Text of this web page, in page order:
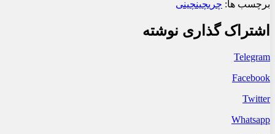
برچسب ها: چریچینچینی
اشتراک گذاری نوشته
Telegram
Facebook
Twitter
Whatsapp